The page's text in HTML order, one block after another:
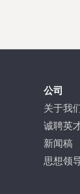
公司
关于我
诚聘英
新闻稿
思想领